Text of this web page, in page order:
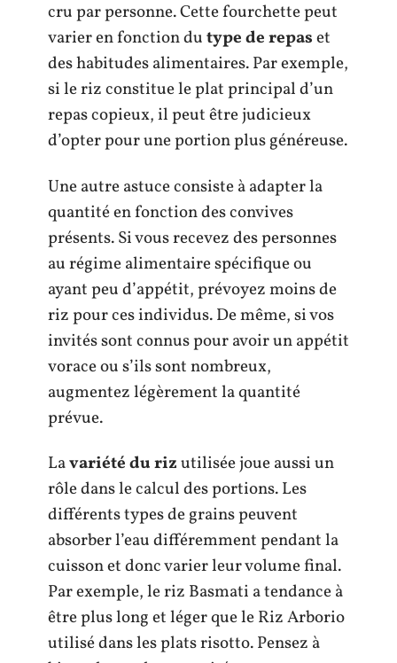
cru par personne. Cette fourchette peut
varier en fonction dutype de repaset
des habitudes alimentaires. Par exemple,
si le riz constitue le plat principal d’un
repas copieux, il peut être judicieux
d’opter pour une portion plus généreuse.
Une autre astuce consiste à adapter la
quantité en fonction des convives
présents. Si vous recevez des personnes
au régime alimentaire spécifique ou
ayant peu d’appétit, prévoyez moins de
riz pour ces individus. De même, si vos
invités sont connus pour avoir un appétit
vorace ou s’ils sont nombreux,
augmentez légèrement la quantité
prévue.
Lavariété du rizutilisée joue aussi un
rôle dans le calcul des portions. Les
différents types de grains peuvent
absorber l’eau différemment pendant la
cuisson et donc varier leur volume final.
Par exemple, le riz Basmati a tendance à
être plus long et léger que le Riz Arborio
utilisé dans les plats risotto. Pensez à